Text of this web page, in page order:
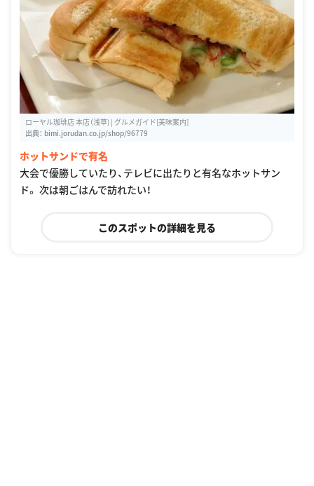
ローヤル珈琲店 本店（浅草) | グルメガイド[美味案内]
出典： bimi.jorudan.co.jp/shop/96779
ホットサンドで有名
大会で優勝していたり、テレビに出たりと有名なホットサン
ド。 次は朝ごはんで訪れたい！
このスポットの詳細を見る